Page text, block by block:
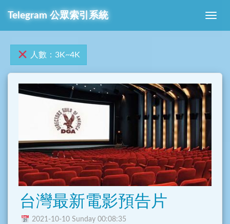
Telegram 公眾索引系統
人數：3K~4K
台灣最新電影預告片
2021-10-10 Sunday 00:08:35